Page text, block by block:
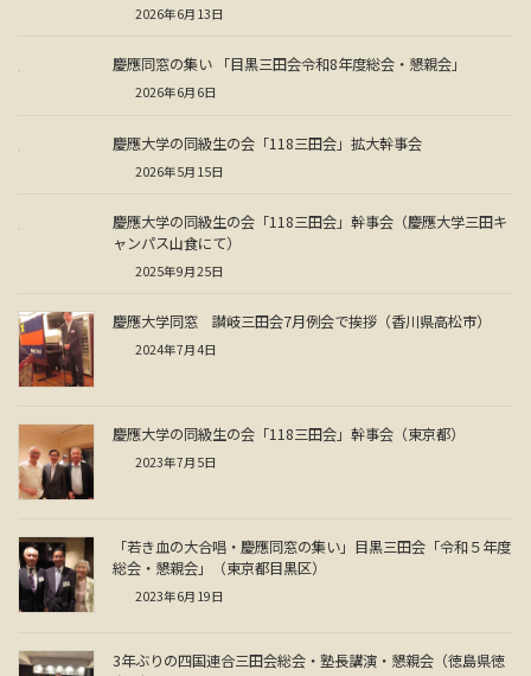
2026年6月13日
慶應同窓の集い 「目黒三田会令和8年度総会・懇親会」
2026年6月6日
慶應大学の同級生の会「118三田会」拡大幹事会
2026年5月15日
慶應大学の同級生の会「118三田会」幹事会（慶應大学三田キ
ャンパス山食にて）
2025年9月25日
慶應大学同窓 讃岐三田会7月例会で挨拶（香川県高松市）
2024年7月4日
慶應大学の同級生の会「118三田会」幹事会（東京都）
2023年7月5日
「若き血の大合唱・慶應同窓の集い」目黒三田会「令和５年度
総会・懇親会」（東京都目黒区）
2023年6月19日
3年ぶりの四国連合三田会総会・塾長講演・懇親会（徳島県徳